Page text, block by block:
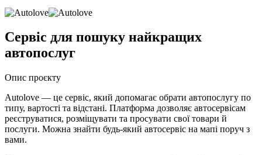
Сервіс для пошуку найкращих
автопослуг
Опис проєкту
Autolove — це сервіс, який допомагає обрати автопослугу по
типу, вартості та відстані. Платформа дозволяє автосервісам
реєструватися, розміщувати та просувати свої товари й
послуги. Можна знайти будь-який автосервіс на мапі поруч з
вами.